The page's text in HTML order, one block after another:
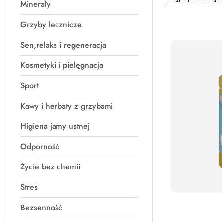
Minerały
Grzyby lecznicze
Sen,relaks i regeneracja
Kosmetyki i pielęgnacja
Sport
Kawy i herbaty z grzybami
Higiena jamy ustnej
Odporność
Życie bez chemii
Stres
Bezsenność
sortowanie:
według